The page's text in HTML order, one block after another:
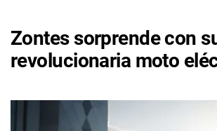
Zontes sorprende con
revolucionaria moto